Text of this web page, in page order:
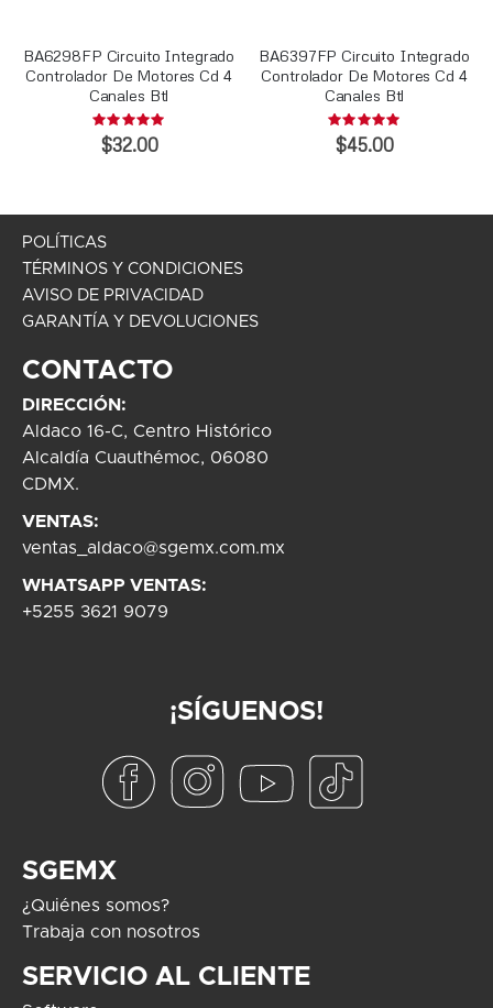
BA6298FP Circuito Integrado
Controlador De Motores Cd 4
Canales Btl
Rating:
0%
$32.00
BA6397FP Circuito Integrado
Controlador De Motores Cd 4
Canales Btl
Rating:
0%
$45.00
POLÍTICAS
TÉRMINOS Y CONDICIONES
AVISO DE PRIVACIDAD
GARANTÍA Y DEVOLUCIONES
CONTACTO
DIRECCIÓN:
Aldaco 16-C, Centro Histórico
Alcaldía Cuauthémoc, 06080
CDMX.
VENTAS:
ventas_aldaco@sgemx.com.mx
WHATSAPP VENTAS:
+5255 3621 9079
¡SÍGUENOS!
SGEMX
¿Quiénes somos?
Trabaja con nosotros
SERVICIO AL CLIENTE